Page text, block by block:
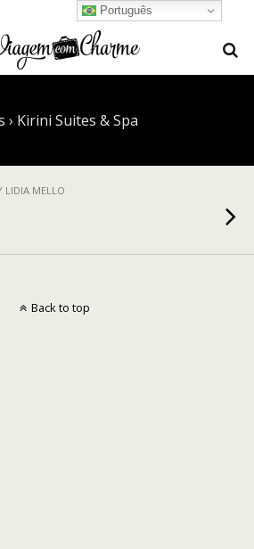
› Kirini Suites & Spa
LIDIA MELLO
Português
Back to top